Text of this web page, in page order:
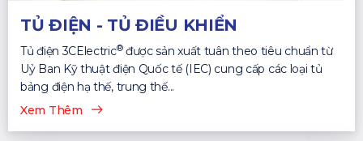
TỦ ĐIỆN - TỦ ĐIỀU KHIỂN
Tủ điện 3CElectric®được sản xuất tuân theo tiêu chuẩn từ
Uỷ Ban Kỹ thuật điện Quốc tế (IEC) cung cấp các loại tủ
bảng điện hạ thế, trung thế...
Xem Thêm